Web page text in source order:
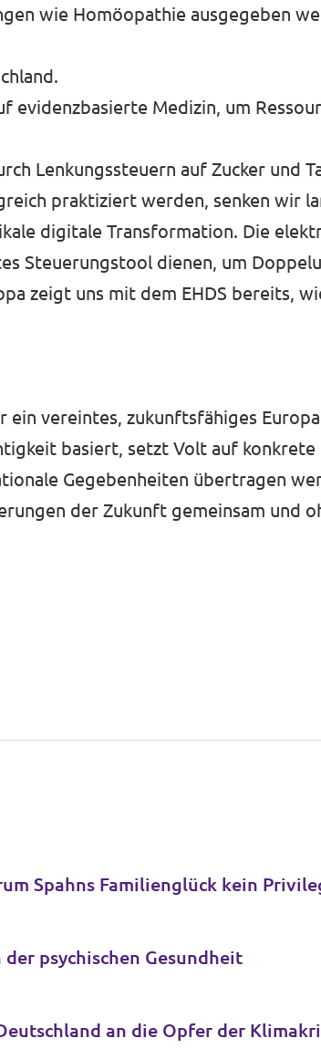
wie Homöopathie ausgegeben
Medizin, um
Lenkungssteuern auf Zucker und
praktiziert werden, senken wir
digitale Transformation. Die
Steuerungstool dienen, um
zeigt uns mit dem EHDS bereits,
vereintes, zukunftsfähiges
basiert, setzt Volt auf konkrete
Gegebenheiten übertragen
der Zukunft gemeinsam und
Spahns Familienglück kein
psychischen Gesundheit
an die Opfer der